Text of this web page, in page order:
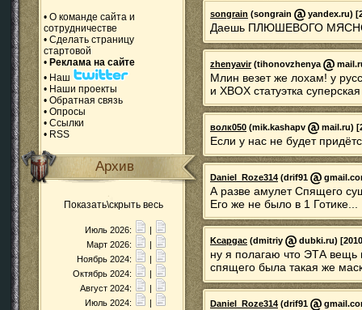
• О команде сайта и
сотрудничестве
• Сделать страницу
стартовой
• Реклама на сайте
• Наш
• Наши проекты
• Обратная связь
• Опросы
• Ссылки
• RSS
Архив
Показать\скрыть весь
Июль 2026:
|
Март 2026:
|
Ноябрь 2024:
|
Октябрь 2024:
|
Август 2024:
|
Июль 2024:
|
songrain (songrain yandex.ru)
Даешь ПЛЮШЕВОГО
zhenyavir(tihonovzhenya
Млин везет же лохам! у
и XBOX статуэтка
волк050 (mik.kashapv mail.ru)
Если у нас не будет
Daniel_Roze314 (drif91
А разве амулет Спящего
Его же не было в 1 Готике...
Kcapgac (dmitriy dubki.ru)
ну я полагаю что ЭТА вещь
спящего была такая же
Daniel_Roze314 (drif91